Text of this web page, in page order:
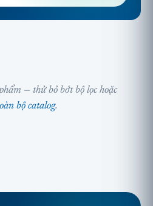
— thử bỏ bớt bộ lọc hoặc
bộ catalog.